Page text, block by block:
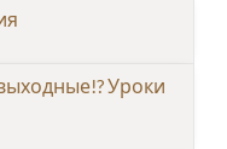
Уроки